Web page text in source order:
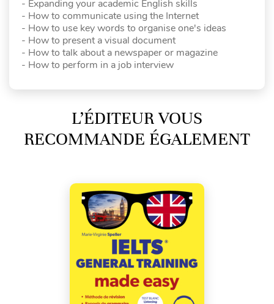
- Expanding your academic English skills
- How to communicate using the Internet
- How to use key words to organise one's ideas
- How to present a visual document
- How to talk about a newspaper or magazine
- How to perform in a job interview
L’ÉDITEUR VOUS
RECOMMANDE ÉGALEMENT